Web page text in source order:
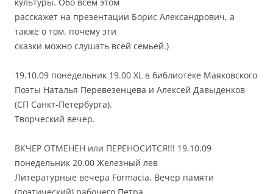
расскажет на презентации Борис Александрович, а
также о том, почему эти
сказки можно слушать всей семьей.)
19.10.09 понедельник 19.00 XL в библиотеке Маяковского
Поэты Наталья Перевезенцева и Алексей Давыденков
(СП Санкт-Петербурга).
Творческий вечер.
ВКЧЕР ОТМЕНЕН или ПЕРЕНОСИТСЯ!!! 19.10.09
понедельник 20.00 Железный лев
Литературные вечера Formacia. Вечер памяти